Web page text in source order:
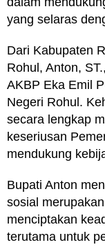
yang selaras
Dari Kabupaten
Rohul, Anton,
AKBP Eka Emil
Negeri Rohul.
secara lengkap
keseriusan
mendukung
Bupati Anton
sosial
menciptakan
terutama untuk